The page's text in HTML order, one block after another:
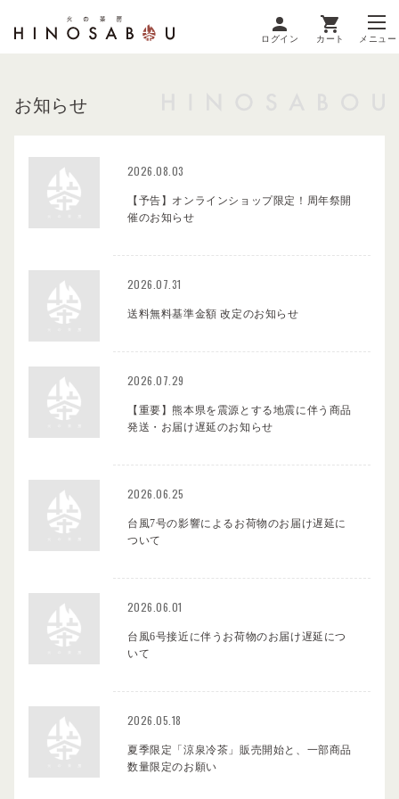
ログイン カート メニュー
お知らせ
2026.08.03
【予告】オンラインショップ限定！周年祭開
催のお知らせ
2026.07.31
送料無料基準金額 改定のお知らせ
2026.07.29
【重要】熊本県を震源とする地震に伴う商品
発送・お届け遅延のお知らせ
2026.06.25
台風7号の影響によるお荷物のお届け遅延に
ついて
2026.06.01
台風6号接近に伴うお荷物のお届け遅延につ
いて
2026.05.18
夏季限定「涼泉冷茶」販売開始と、一部商品
数量限定のお願い